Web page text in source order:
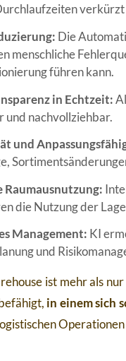
Die
menschliche
führen kann.
in Echtzeit:
und nachvollziehbar.
und
die Nutzung der
Management: KI
und
ist mehr als
in einem sich
Operationen